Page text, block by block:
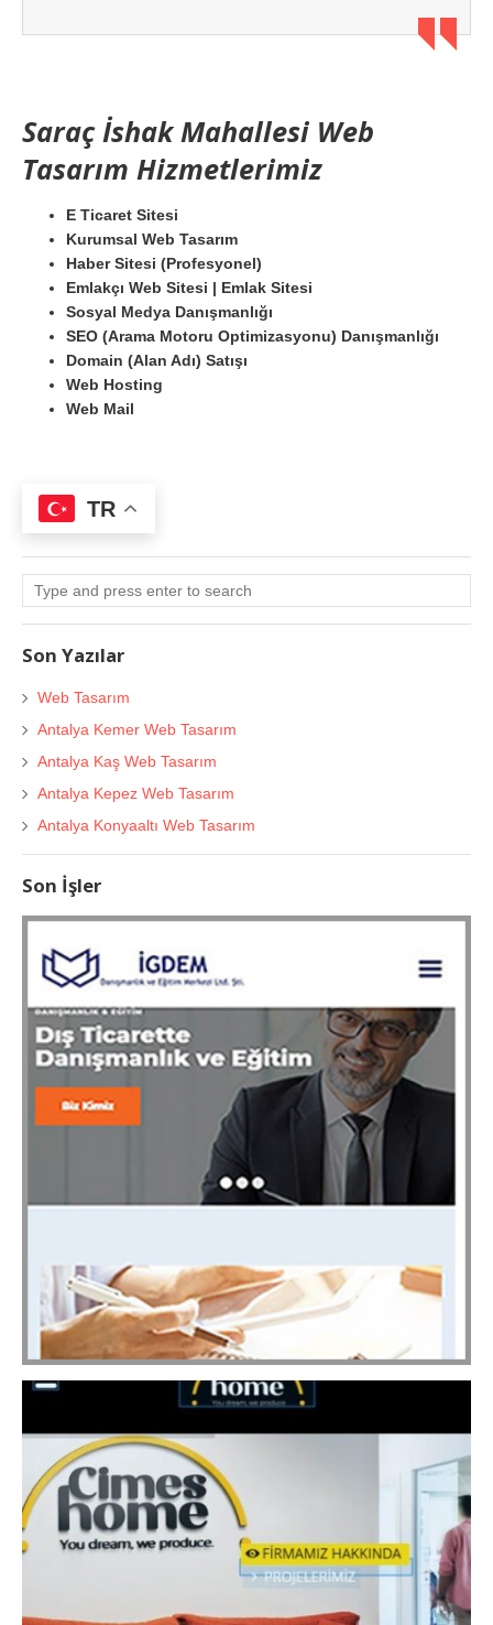
Saraç İshak Mahallesi Web
Tasarım Hizmetlerimiz
E Ticaret Sitesi
Kurumsal Web Tasarım
Haber Sitesi (Profesyonel)
Emlakçı Web Sitesi | Emlak Sitesi
Sosyal Medya Danışmanlığı
SEO (Arama Motoru Optimizasyonu) Danışmanlığı
Domain (Alan Adı) Satışı
Web Hosting
Web Mail
TR
Son Yazılar
Web Tasarım
Antalya Kemer Web Tasarım
Antalya Kaş Web Tasarım
Antalya Kepez Web Tasarım
Antalya Konyaaltı Web Tasarım
Son İşler